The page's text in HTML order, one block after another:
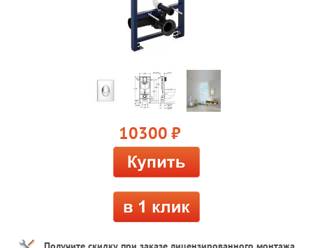
10300 руб.